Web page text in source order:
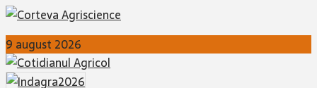
9 august 2026